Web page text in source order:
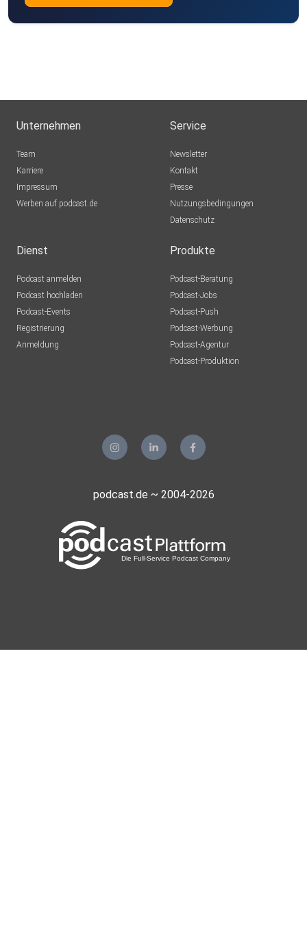
Unternehmen
Team
Karriere
Impressum
Werben auf podcast.de
Service
Newsletter
Kontakt
Presse
Nutzungsbedingungen
Datenschutz
Dienst
Podcast anmelden
Podcast hochladen
Podcast-Events
Registrierung
Anmeldung
Produkte
Podcast-Beratung
Podcast-Jobs
Podcast-Push
Podcast-Werbung
Podcast-Agentur
Podcast-Produktion
podcast.de ~ 2004-2026